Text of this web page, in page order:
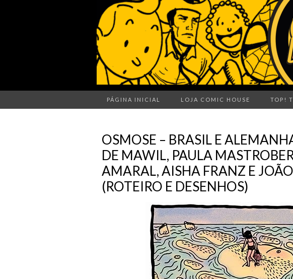
PÁGINA INICIAL LOJA COMIC HOUSE TOP!
OSMOSE – BRASIL E
DE MAWIL, PAULA
AMARAL, AISHA FRANZ E
(ROTEIRO E DESENHOS)